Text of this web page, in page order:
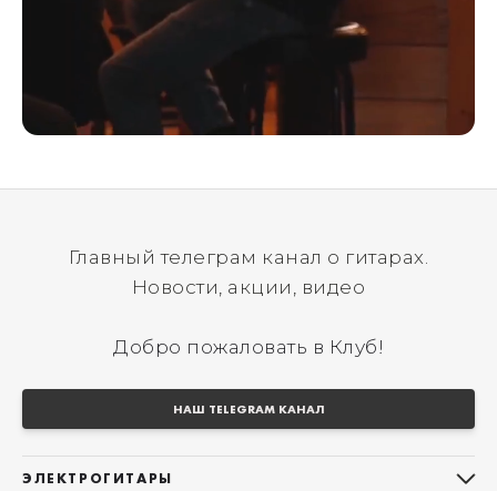
Главный телеграм канал о гитарах.
Новости, акции, видео
Добро пожаловать в Клуб!
НАШ TELEGRAM КАНАЛ
ЭЛЕКТРОГИТАРЫ